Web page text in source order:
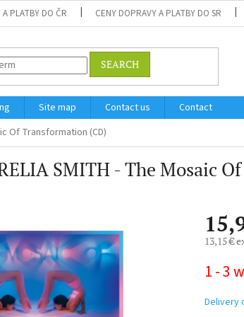
PLATBY DO ČR CENY DOPRAVY A PLATBY DO SR
SEARCH
Site map Contact us
Contact
Of Transformation (CD)
SMITH - The Mosaic
13,15 €
price:
1 - 3
Delivery